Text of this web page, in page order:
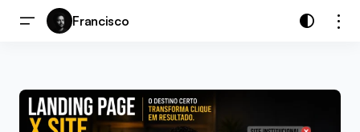
Francisco